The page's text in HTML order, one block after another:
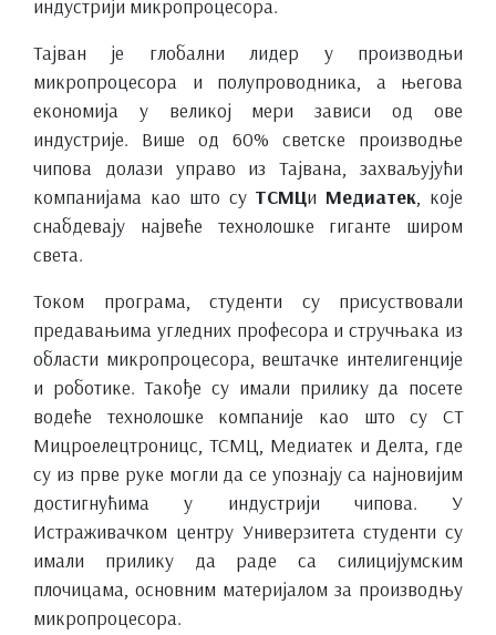
индустрији микропроцесора.
Тајван је глобални лидер у производњи
микропроцесора и полупроводника, а његова
економија у великој мери зависи од ове
индустрије. Више од 60% светске производње
чипова долази управо из Тајвана, захваљујући
компанијама као што су ТСМЦи Медиатек , које
снабдевају највеће технолошке гиганте широм
света.
Током програма, студенти су присуствовали
предавањима угледних професора и стручњака из
области микропроцесора, вештачке интелигенције
и роботике. Такође су имали прилику да посете
водеће технолошке компаније као што су СТ
Мицроелецтроницс, ТСМЦ, Медиатек и Делта, где
су из прве руке могли да се упознају са најновијим
достигнућима у индустрији чипова. У
Истраживачком центру Универзитета студенти су
имали прилику да раде са силицијумским
плочицама, основним материјалом за производњу
микропроцесора.